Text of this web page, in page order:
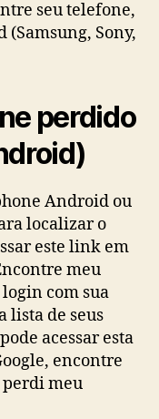
seu telefone,
Sony,
perdido
Android ou
localizar o
este link em
meu
com sua
lista de seus
acessar esta
encontre
perdi meu